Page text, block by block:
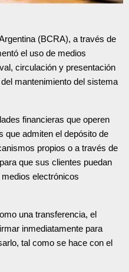
(BCRA), a través de
el uso de medios
circulación y presentación
mantenimiento del sistema
financieras que operen
que admiten el depósito de
propios o a través de
que sus clientes puedan
electrónicos
una transferencia, el
inmediatamente para
tal como se hace con el